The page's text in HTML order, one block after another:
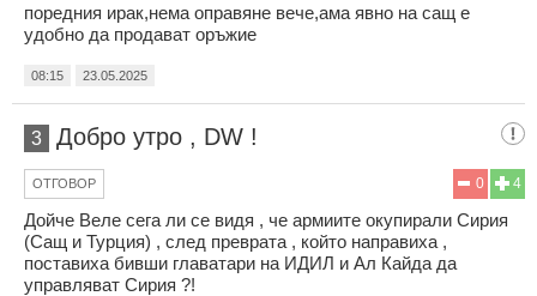
поредния ирак,нема оправяне вече,ама явно на сащ е
удобно да продават оръжие
08:15 23.05.2025
3 Добро утро , DW !
4
0
ОТГОВОР
Дойче Веле сега ли се видя , че армиите окупирали Сирия
(Сащ и Турция) , след преврата , който направиха ,
поставиха бивши главатари на ИДИЛ и Ал Кайда да
управляват Сирия ?!